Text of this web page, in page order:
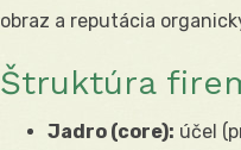
obraz a reputácia
Štruktúra
Jadro (core): účel